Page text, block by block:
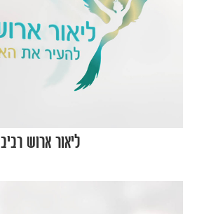
ליאור ארוש רביב